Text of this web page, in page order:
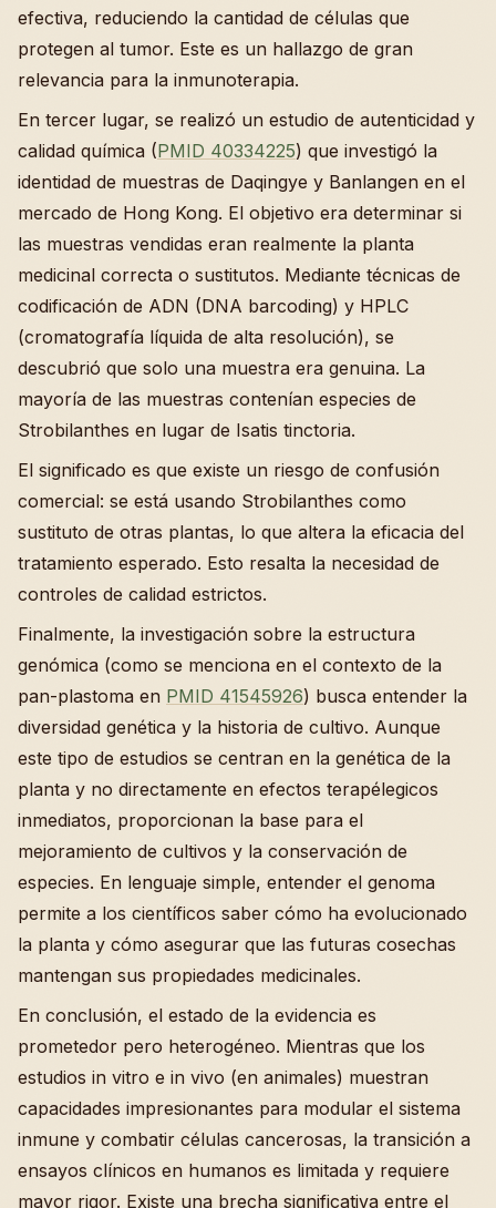
efectiva, reduciendo la cantidad de células que
protegen al tumor. Este es un hallazgo de gran
relevancia para la inmunoterapia.
En tercer lugar, se realizó un estudio de autenticidad y
calidad química (PMID 40334225) que investigó la
identidad de muestras de Daqingye y Banlangen en el
mercado de Hong Kong. El objetivo era determinar si
las muestras vendidas eran realmente la planta
medicinal correcta o sustitutos. Mediante técnicas de
codificación de ADN (DNA barcoding) y HPLC
(cromatografía líquida de alta resolución), se
descubrió que solo una muestra era genuina. La
mayoría de las muestras contenían especies de
Strobilanthes en lugar de Isatis tinctoria.
El significado es que existe un riesgo de confusión
comercial: se está usando Strobilanthes como
sustituto de otras plantas, lo que altera la eficacia del
tratamiento esperado. Esto resalta la necesidad de
controles de calidad estrictos.
Finalmente, la investigación sobre la estructura
genómica (como se menciona en el contexto de la
pan-plastoma en PMID 41545926) busca entender la
diversidad genética y la historia de cultivo. Aunque
este tipo de estudios se centran en la genética de la
planta y no directamente en efectos terapélegicos
inmediatos, proporcionan la base para el
mejoramiento de cultivos y la conservación de
especies. En lenguaje simple, entender el genoma
permite a los científicos saber cómo ha evolucionado
la planta y cómo asegurar que las futuras cosechas
mantengan sus propiedades medicinales.
En conclusión, el estado de la evidencia es
prometedor pero heterogéneo. Mientras que los
estudios in vitro e in vivo (en animales) muestran
capacidades impresionantes para modular el sistema
inmune y combatir células cancerosas, la transición a
ensayos clínicos en humanos es limitada y requiere
mayor rigor. Existe una brecha significativa entre el